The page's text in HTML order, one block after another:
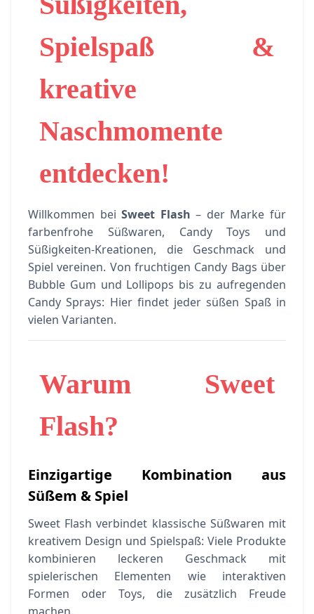
Spielspaß &
kreative
Naschmomente
entdecken!
Willkommen beiSweet Flash – der Marke für
farbenfrohe Süßwaren, Candy Toys und
Süßigkeiten-Kreationen, die Geschmack und
Spiel vereinen. Von fruchtigen Candy Bags über
Bubble Gum und Lollipops bis zu aufregenden
Candy Sprays: Hier findet jeder süßen Spaß in
vielen Varianten.
Warum Sweet
Flash?
Einzigartige Kombination aus
Süßem & Spiel
Sweet Flash verbindet klassische Süßwaren mit
kreativem Design und Spielspaß: Viele Produkte
kombinieren leckeren Geschmack mit
spielerischen Elementen wie interaktiven
Formen oder Toys, die zusätzlich Freude